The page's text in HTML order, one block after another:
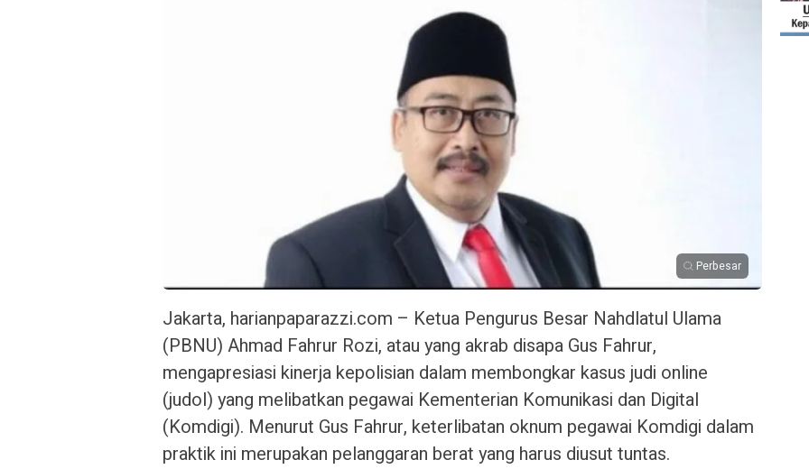
Perbesar
Jakarta, harianpaparazzi.com – Ketua Pengurus Besar Nahdlatul Ulama
(PBNU) Ahmad Fahrur Rozi, atau yang akrab disapa Gus Fahrur,
mengapresiasi kinerja kepolisian dalam membongkar kasus judi online
(judol) yang melibatkan pegawai Kementerian Komunikasi dan Digital
(Komdigi). Menurut Gus Fahrur, keterlibatan oknum pegawai Komdigi dalam
praktik ini merupakan pelanggaran berat yang harus diusut tuntas.